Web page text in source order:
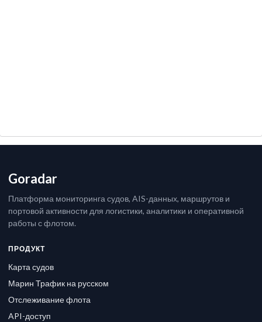
Goradar
Платформа мониторинга судов, AIS-данных, маршрутов и
портовой активности для логистики, аналитики и оперативной
работы с флотом.
ПРОДУКТ
Карта судов
Марин Трафик на русском
Отслеживание флота
API-доступ